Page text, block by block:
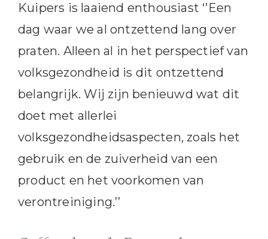
Kuipers is laaiend enthousiast ‘’Een
dag waar we al ontzettend lang over
praten. Alleen al in het perspectief van
volksgezondheid is dit ontzettend
belangrijk. Wij zijn benieuwd wat dit
doet met allerlei
volksgezondheidsaspecten, zoals het
gebruik en de zuiverheid van een
product en het voorkomen van
verontreiniging.’’